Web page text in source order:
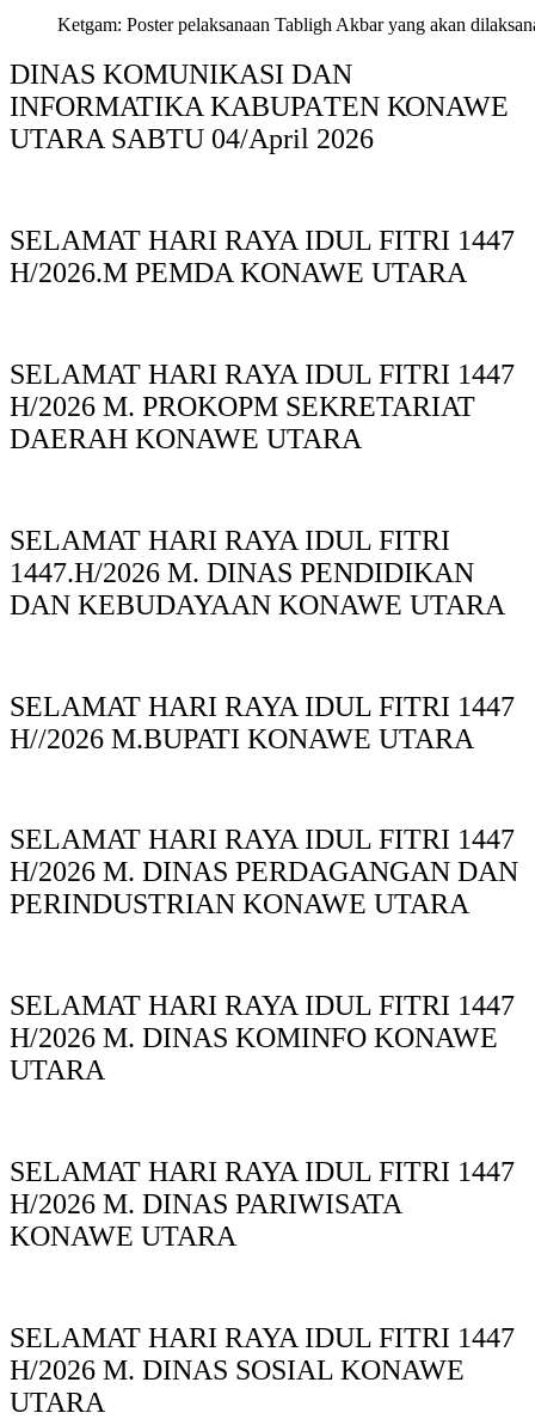
Ketgam: Poster pelaksanaan Tabligh Akbar yang akan
DINAS KOMUNIKASI DAN
INFORMATIKA KABUPAΤΕΝ ΚΟNAWE
UTARA SABTU 04/April 2026
SELAMAT HARI RAYA IDUL FITRI 1447
H/2026.M PEMDA KONAWE UTARA
SELAMAT HARI RAYA IDUL FITRI 1447
H/2026 M. PROKOPM SEKRETARIAT
DAERAH KONAWE UTARA
SELAMAT HARI RAYA IDUL FITRI
1447.H/2026 M. DINAS PENDIDIKAN
DAN KEBUDAYAAN KONAWE UTARA
SELAMAT HARI RAYA IDUL FITRI 1447
H//2026 M.BUPATI KONAWE UTARA
SELAMAT HARI RAYA IDUL FITRI 1447
H/2026 M. DINAS PERDAGANGAN DAN
PERINDUSTRIAN KONAWE UTARA
SELAMAT HARI RAYA IDUL FITRI 1447
H/2026 M. DINAS KOMINFO KONAWE
UTARA
SELAMAT HARI RAYA IDUL FITRI 1447
H/2026 M. DINAS PARIWISATA
KONAWE UTARA
SELAMAT HARI RAYA IDUL FITRI 1447
H/2026 M. DINAS SOSIAL KONAWE
UTARA